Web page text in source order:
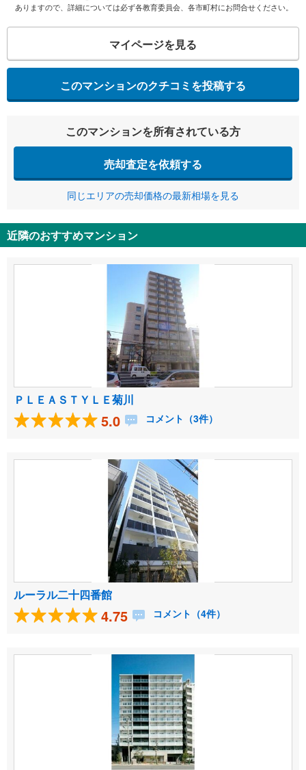
ありますので、詳細については必ず各教育委員会、各市町村にお問合せください。
マイページを見る
このマンションのクチコミを投稿する
このマンションを所有されている方
売却査定を依頼する
同じエリアの売却価格の最新相場を見る
近隣のおすすめマンション
ＰＬＥＡＳＴＹＬＥ菊川
5.0 コメント（3件）
ルーラル二十四番館
4.75 コメント（4件）